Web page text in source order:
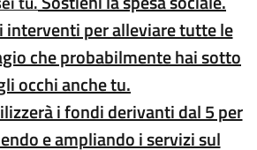
interventi per alleviare tutte le
che probabilmente hai sotto
occhi anche tu.
i fondi derivanti dal 5 per
e ampliando i servizi sul